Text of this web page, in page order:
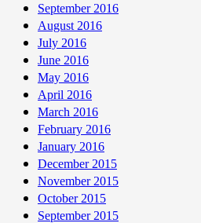
September 2016
August 2016
July 2016
June 2016
May 2016
April 2016
March 2016
February 2016
January 2016
December 2015
November 2015
October 2015
September 2015